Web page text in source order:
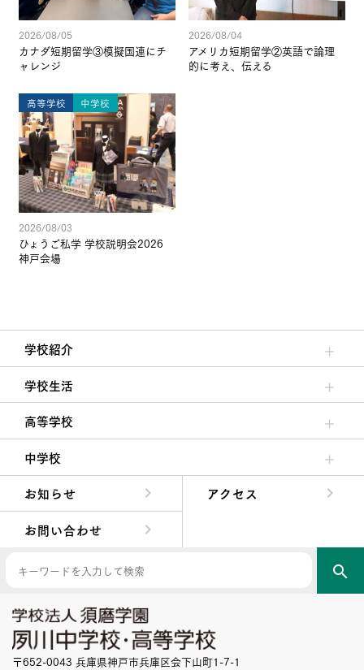
2026/08/05
カナダ短期留学③模擬国連にチ
ャレンジ
2026/08/04
アメリカ短期留学②英語で論理
的に考え、伝える
高等学校 中学校
2026/08/03
ひょうご私学 学校説明会2026
神戸会場
学校紹介
理事長/学園長メッセージ
安心して任せられる学校
沿革
施設・設備
大学合格実績
学校生活
クラブ活動・生徒会活動
夙川ブログ
制服紹介
夙川カレンダー
高等学校
高校校長からの挨拶
高校の教育方針／特色
特進コース／進学コース
年間行事
先輩たちの声・生徒たちの声
中学校
中学校長からの挨拶
中学校の教育方針／特色
Aコース／Bコース
年間行事
先輩たちの声・生徒たちの声
お知らせ
アクセス
お問い合わせ
search
〒652-0043 兵庫県神戸市兵庫区会下山町1-7-1